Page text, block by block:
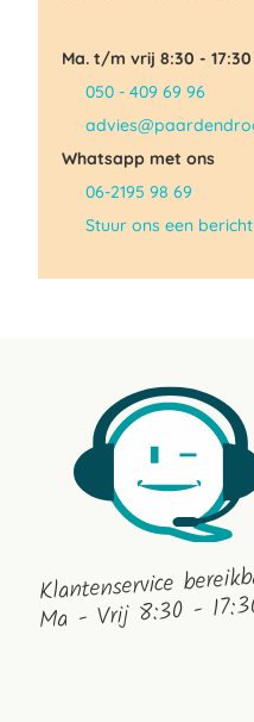
Ma. t/m vrij 8:30 -
050 - 409 69 96
Whatsapp met ons
06-2195 98 69
Stuur ons een bericht
Klantenservice
Ma - Vrij 8:30 -